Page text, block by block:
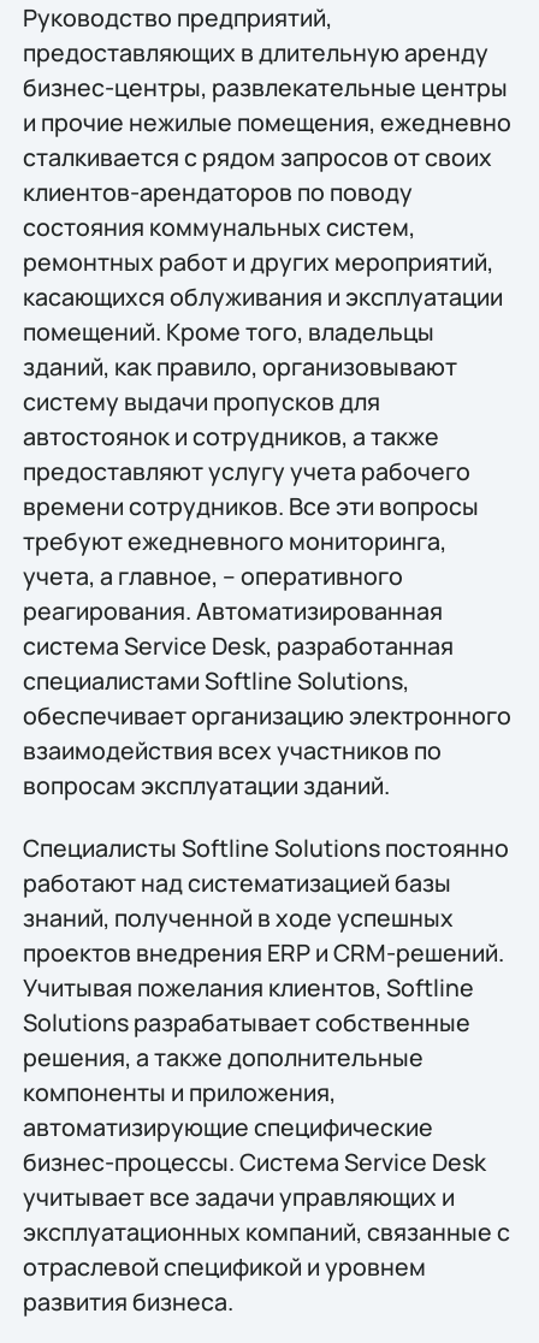
Руководство предприятий,
предоставляющих в длительную аренду
бизнес-центры, развлекательные центры
и прочие нежилые помещения, ежедневно
сталкивается с рядом запросов от своих
клиентов-арендаторов по поводу
состояния коммунальных систем,
ремонтных работ и других мероприятий,
касающихся облуживания и эксплуатации
помещений. Кроме того, владельцы
зданий, как правило, организовывают
систему выдачи пропусков для
автостоянок и сотрудников, а также
предоставляют услугу учета рабочего
времени сотрудников. Все эти вопросы
требуют ежедневного мониторинга,
учета, а главное, – оперативного
реагирования. Автоматизированная
система Service Desk, разработанная
специалистами Softline Solutions,
обеспечивает организацию электронного
взаимодействия всех участников по
вопросам эксплуатации зданий.
Специалисты Softline Solutions постоянно
работают над систематизацией базы
знаний, полученной в ходе успешных
проектов внедрения ERP и CRM-решений.
Учитывая пожелания клиентов, Softline
Solutions разрабатывает собственные
решения, а также дополнительные
компоненты и приложения,
автоматизирующие специфические
бизнес-процессы. Система Service Desk
учитывает все задачи управляющих и
эксплуатационных компаний, связанные с
отраслевой спецификой и уровнем
развития бизнеса.